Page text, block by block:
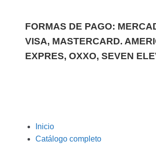
FORMAS DE PAGO:
VISA, MASTERCARD.
EXPRES, OXXO, SEVEN
Inicio
Catálogo completo